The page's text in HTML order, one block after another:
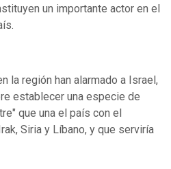
un importante actor en el
la región han alarmado a Israel,
establecer una especie de
que una el país con el
Siria y Líbano, y que serviría